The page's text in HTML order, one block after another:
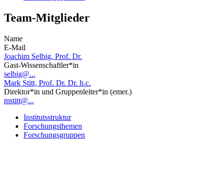
Team-Mitglieder
Name
E-Mail
Joachim Selbig, Prof. Dr.
Gast-Wissenschaftler*in
selbig@...
Mark Stitt, Prof. Dr. Dr. h.c.
Direktor*in und Gruppenleiter*in (emer.)
mstitt@...
Institutsstruktur
Forschungsthemen
Forschungsgruppen